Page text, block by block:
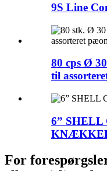
9S Line
80 cps Ø
til
6” SHELL
For